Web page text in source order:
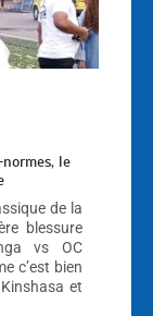
le
de la
blessure
vs OC
c’est bien
et